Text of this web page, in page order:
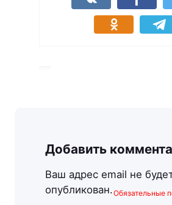
Добавить
Ваш адрес email не
опубликован.Обязательные